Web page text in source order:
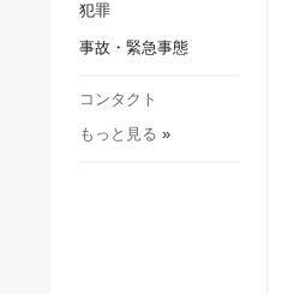
スポーツ
犯罪
事故・緊急事態
コンタクト
もっと見る »